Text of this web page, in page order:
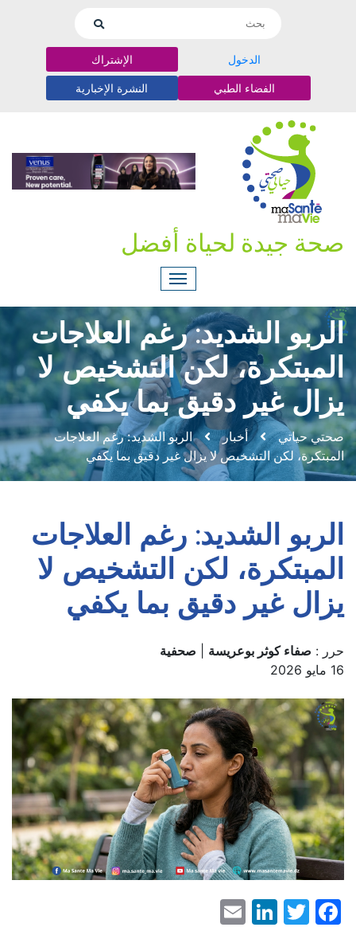
الدخول الإشتراك
الفضاء الطبي النشرة الإخبارية
صحة جيدة لحياة أفضل
الربو الشديد: رغم العلاجات
المبتكرة، لكن التشخيص لا
يزال غير دقيق بما يكفي
صحتي حياتي أخبار
الربو الشديد: رغم العلاجات
المبتكرة، لكن التشخيص لا يزال غير دقيق بما يكفي
الربو الشديد: رغم العلاجات
المبتكرة، لكن التشخيص لا
يزال غير دقيق بما يكفي
حرر : صفاء كوثر بوعريسة
صحفية
16 مايو 2026
Facebook
Twitter
LinkedIn